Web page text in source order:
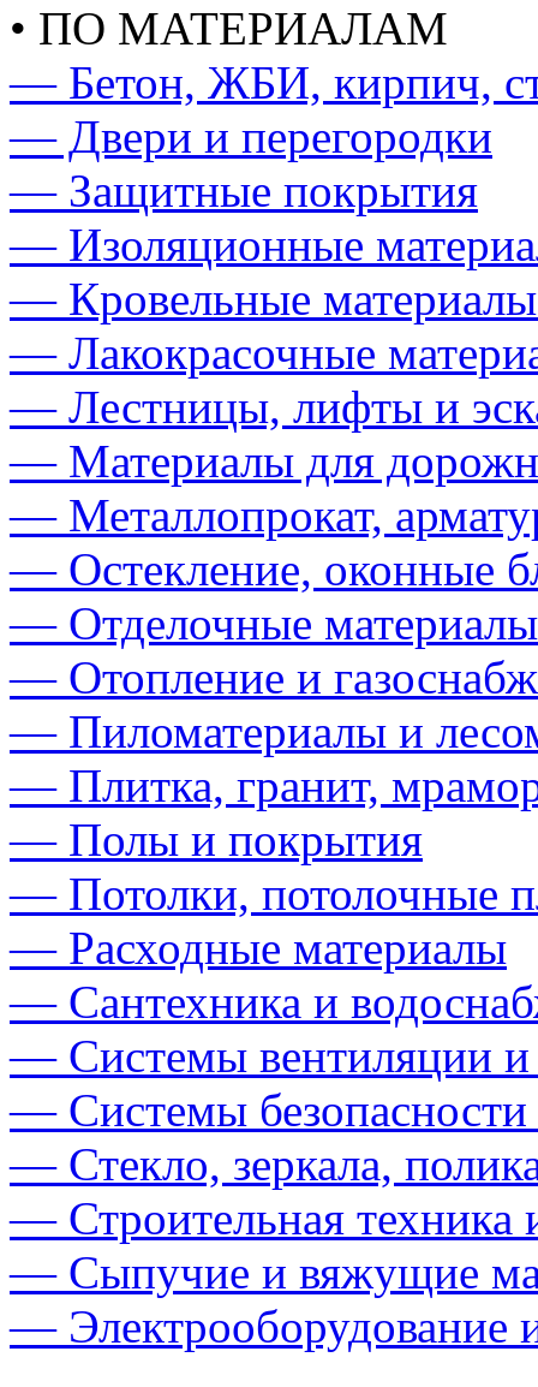
• ПО МАТЕРИАЛАМ
— Бетон, ЖБИ, кирпич,
— Двери и перегородки
— Защитные покрытия
— Изоляционные
— Кровельные
— Лакокрасочные
— Лестницы, лифты и
— Материалы для
— Металлопрокат,
— Остекление, оконные
— Отделочные материалы
— Отопление и
— Пиломатериалы и
— Плитка, гранит,
— Полы и покрытия
— Потолки, потолочные
— Расходные материалы
— Сантехника и
— Системы вентиляции и
— Системы
— Стекло, зеркала,
— Строительная техника
— Сыпучие и вяжущие
— Электрооборудование